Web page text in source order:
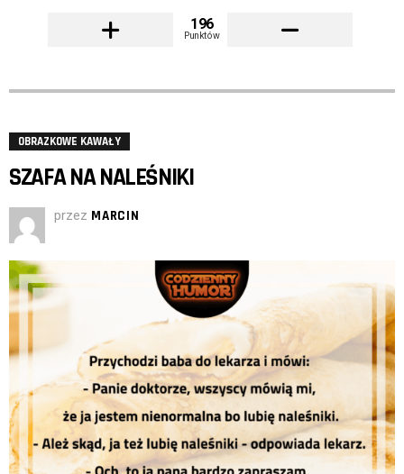
196
Punktów
OBRAZKOWE KAWAŁY
SZAFA NA NALEŚNIKI
przez MARCIN